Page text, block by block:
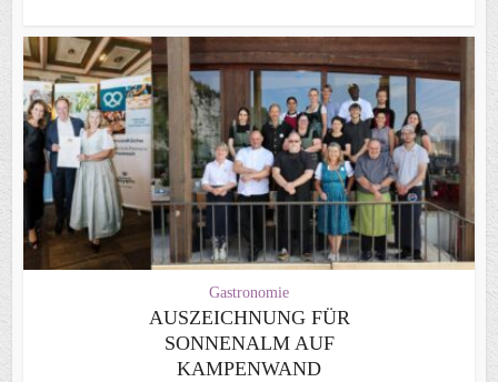
Gastronomie
AUSZEICHNUNG FÜR
SONNENALM AUF
KAMPENWAND